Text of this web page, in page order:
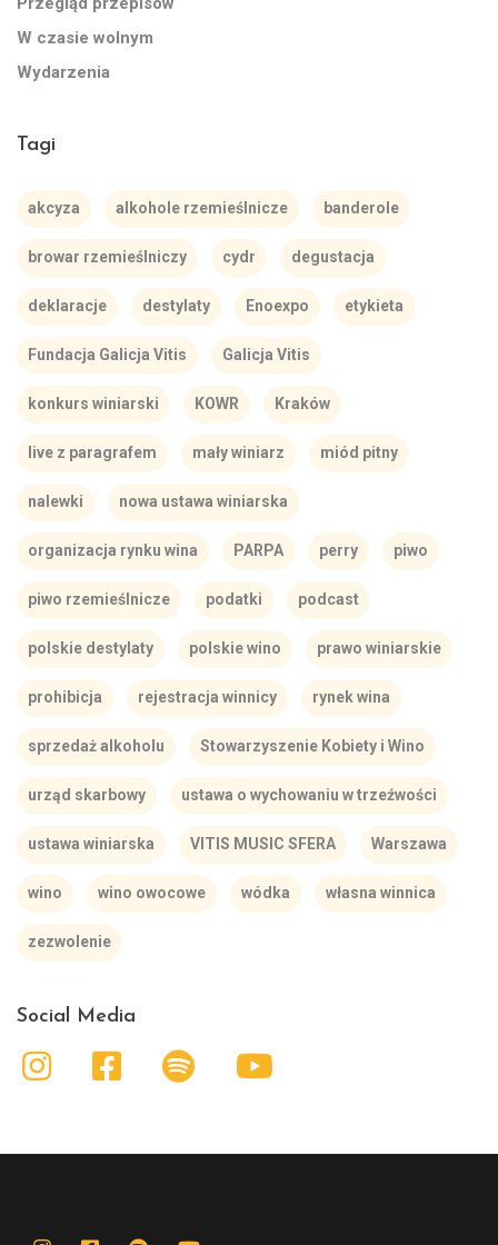
W czasie wolnym
Wydarzenia
Tagi
akcyza alkohole rzemieślnicze banderole
browar rzemieślniczy cydr degustacja
deklaracje destylaty Enoexpo etykieta
Fundacja Galicja Vitis Galicja Vitis
konkurs winiarski KOWR Kraków
live z paragrafem mały winiarz miód pitny
nalewki nowa ustawa winiarska
organizacja rynku wina PARPA perry piwo
piwo rzemieślnicze podatki podcast
polskie destylaty polskie wino prawo winiarskie
prohibicja rejestracja winnicy rynek wina
sprzedaż alkoholu Stowarzyszenie Kobiety i Wino
urząd skarbowy ustawa o wychowaniu w trzeźwości
ustawa winiarska VITIS MUSIC SFERA Warszawa
wino wino owocowe wódka własna winnica
zezwolenie
Social Media